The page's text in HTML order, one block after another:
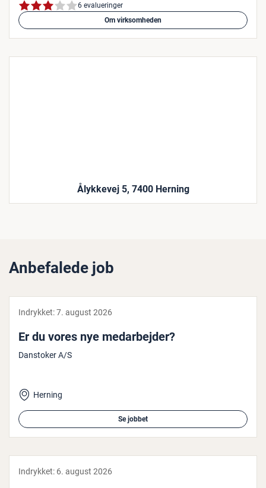
6 evalueringer
Om virksomheden
Ålykkevej 5, 7400 Herning
Anbefalede job
Indrykket:7. august 2026
Er du vores nye me­d­ar­bej­der?
Danstoker A/S
Herning
Se jobbet
Indrykket: 6. august 2026